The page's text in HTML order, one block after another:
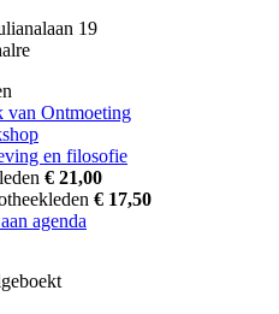
19
van Ontmoeting
en filosofie
€ 21,00
€ 17,50
agenda